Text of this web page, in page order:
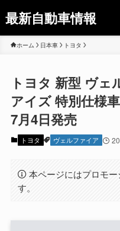
最新自動車情報
ホーム 日本車 トヨタ
トヨタ 新型 ヴ
アイズ 特別仕様
7月4日発売
トヨタ ヴェルファイア
本ページにはプロモ
す。